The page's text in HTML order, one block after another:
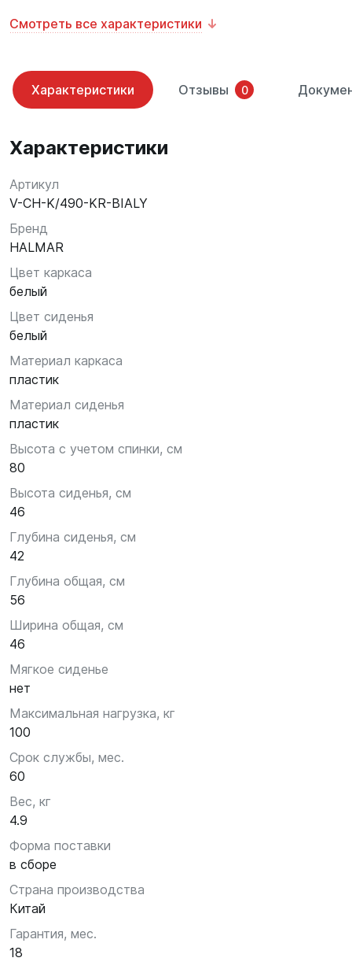
Смотреть все характеристики
Характеристики Отзывы 0
Характеристики
Артикул
V-CH-K/490-KR-BIALY
Бренд
HALMAR
Цвет каркаса
белый
Цвет сиденья
белый
Материал каркаса
пластик
Материал сиденья
пластик
Высота с учетом спинки, см
80
Высота сиденья, см
46
Глубина сиденья, см
42
Глубина общая, см
56
Ширина общая, см
46
Мягкое сиденье
нет
Максимальная нагрузка, кг
100
Срок службы, мес.
60
Вес, кг
4.9
Форма поставки
в сборе
Страна производства
Китай
Гарантия, мес.
18